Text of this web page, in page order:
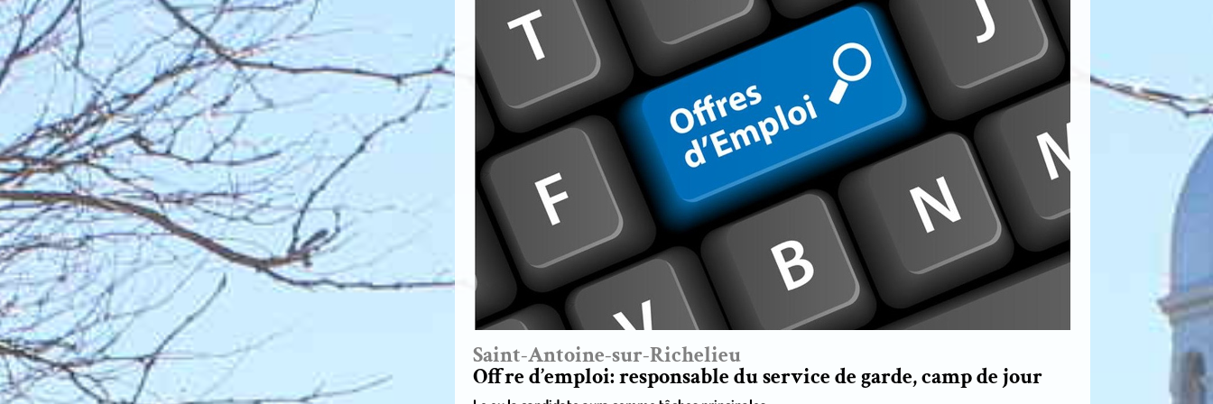
Saint-Antoine-sur-Richelieu
Offre d’emploi: responsable du service de garde, camp de jour